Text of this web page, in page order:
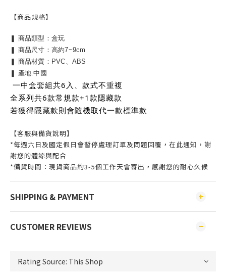
【商品規格】
❚ 商品類型：盒玩
❚ 商品尺寸：高約7~9cm
❚ 商品材質：PVC、ABS
❚ 產地:中國
一中盒套組共6入、款式不重複
全系列共6款常規款+1款隱藏款
若獲得隱藏款則會隨機取代一款標準款
【客服與備貨說明】
*每週六日及國定假日會暫停處理訂單及問題回覆，在此通知，謝
謝您的體諒與配合
*備貨時間：現貨商品約3-5個工作天會寄出，感謝您的耐心久候
SHIPPING & PAYMENT
CUSTOMER REVIEWS